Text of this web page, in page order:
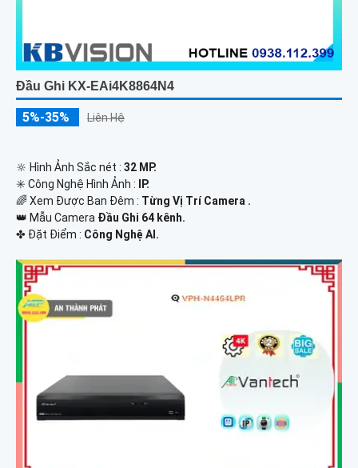
Đầu Ghi KX-EAi4K8864N4
5%-35% Liên Hệ
🔆 Hình Ảnh Sắc nét : 32 MP.
✳️ Công Nghệ Hình Ảnh :
IP.
🌈 Xem Được Ban Đêm : Từng Vị Trí Camera .
👑 Mẫu Camera Đầu Ghi 64 kênh.
️✤ Đặt Điểm : Công Nghệ AI.